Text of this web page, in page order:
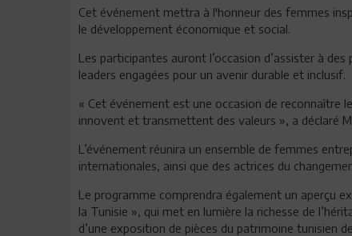
Cet événement mettra à l'honneur des femmes
le développement économique et social.
Les participantes auront l’occasion d’assister à
leaders engagées pour un avenir durable et inclusif.
« Cet événement est une occasion de reconnaître
innovent et transmettent des valeurs », a déclaré
L’événement réunira un ensemble de femmes
internationales, ainsi que des actrices du
Le programme comprendra également un aperçu
la Tunisie », qui met en lumière la richesse de
d’une exposition de pièces du patrimoine tunisien